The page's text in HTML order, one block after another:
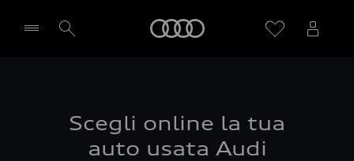
Scegli online la tua
auto usata Audi